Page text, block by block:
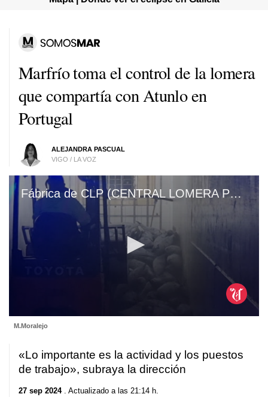
Marfrío toma el control de la lomera
que compartía con Atunlo en
Portugal
ALEJANDRA PASCUAL
VIGO / LA VOZ
Fábrica de CLP (CENTRAL LOMERA PORTUGUESA) en Vila Nova de Cerveira.
seconds
minute,
42
M.Moralejo
«Lo importante es la actividad y los puestos
de trabajo», subraya la dirección
27 sep 2024. Actualizado a las 21:14 h.